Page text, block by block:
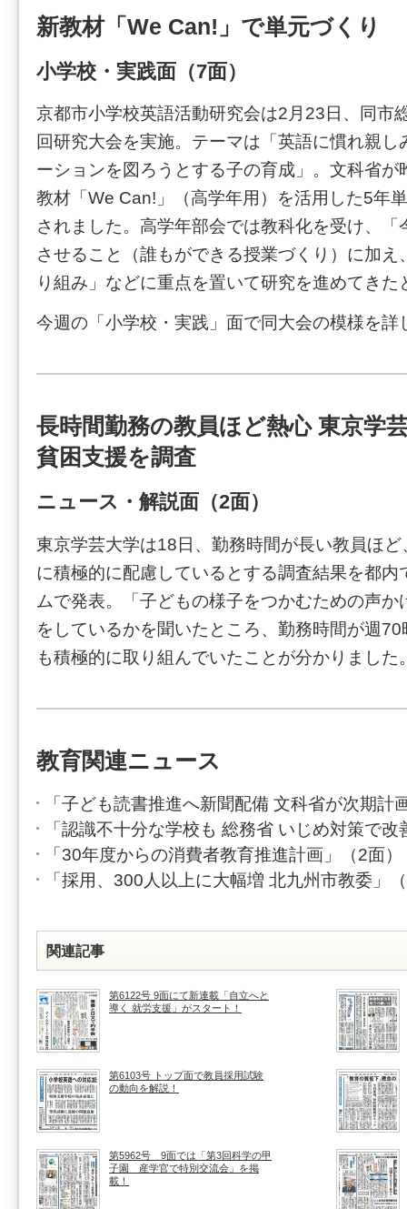
新教材「We Can!」で単元づくり
小学校・実践面（7面）
京都市小学校英語活動研究会は2月23日、同市
回研究大会を実施。テーマは「英語に慣れ親し
ーションを図ろうとする子の育成」。文科省が
教材「We Can!」（高学年用）を活用した5年
されました。高学年部会では教科化を受け、「
させること（誰もができる授業づくり）に加え
り組み」などに重点を置いて研究を進めてきた
今週の「小学校・実践」面で同大会の模様を詳
長時間勤務の教員ほど熱心 東京学
貧困支援を調査
ニュース・解説面（2面）
東京学芸大学は18日、勤務時間が長い教員ほ
に積極的に配慮しているとする調査結果を都内
ムで発表。「子どもの様子をつかむための声か
をしているかを聞いたところ、勤務時間が週
も積極的に取り組んでいたことが分かりました
教育関連ニュース
「子ども読書推進へ新聞配備 文科省が次期計
「認識不十分な学校も 総務省 いじめ対策で
「30年度からの消費者教育推進計画」（2面）
「採用、300人以上に大幅増 北九州市教委」
関連記事
第6122号 9面にて新連載「自立へと
導く 就労支援」がスタート！
第6103号 トップ面で教員採用試験
の動向を解説！
第5962号 9面では「第3回科学の甲
子園 産学官で特別交流会」を掲
載！